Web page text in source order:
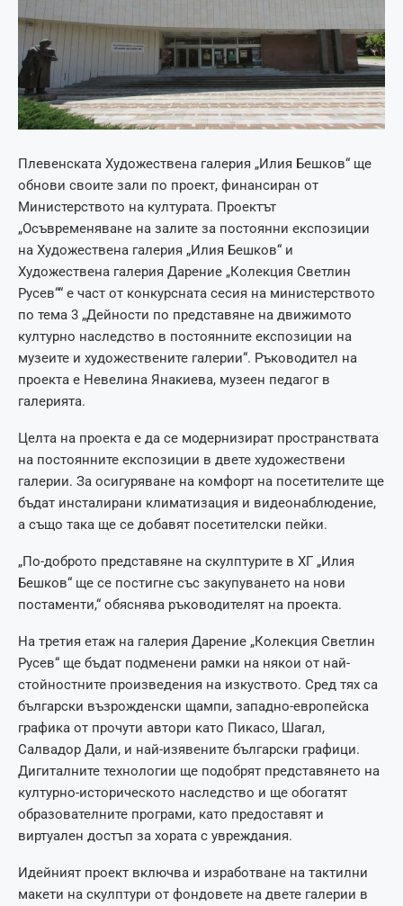
Плевенската Художествена галерия „Илия Бешков“ ще
обнови своите зали по проект, финансиран от
Министерството на културата. Проектът
„Осъвременяване на залите за постоянни експозиции
на Художествена галерия „Илия Бешков“ и
Художествена галерия Дарение „Колекция Светлин
Русев““ е част от конкурсната сесия на министерството
по тема 3 „Дейности по представяне на движимото
културно наследство в постоянните експозиции на
музеите и художествените галерии“. Ръководител на
проекта е Невелина Янакиева, музеен педагог в
галерията.
Целта на проекта е да се модернизират пространствата
на постоянните експозиции в двете художествени
галерии. За осигуряване на комфорт на посетителите ще
бъдат инсталирани климатизация и видеонаблюдение,
а също така ще се добавят посетителски пейки.
„По-доброто представяне на скулптурите в ХГ „Илия
Бешков“ ще се постигне със закупуването на нови
постаменти,“ обяснява ръководителят на проекта.
На третия етаж на галерия Дарение „Колекция Светлин
Русев“ ще бъдат подменени рамки на някои от най-
стойностните произведения на изкуството. Сред тях са
български възрожденски щампи, западно-европейска
графика от прочути автори като Пикасо, Шагал,
Салвадор Дали, и най-изявените български графици.
Дигиталните технологии ще подобрят представянето на
културно-историческото наследство и ще обогатят
образователните програми, като предоставят и
виртуален достъп за хората с увреждания.
Идейният проект включва и изработване на тактилни
макети на скулптури от фондовете на двете галерии в